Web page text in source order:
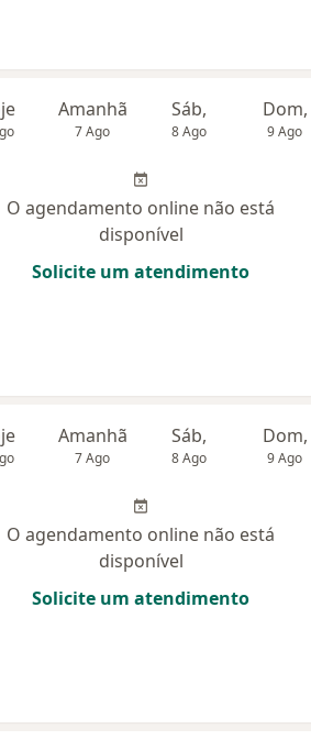
Amanhã
7 Ago
Sáb,
8 Ago
Dom,
9 Ago
O agendamento online não está
disponível
Solicite um atendimento
Amanhã
7 Ago
Sáb,
8 Ago
Dom,
9 Ago
O agendamento online não está
disponível
Solicite um atendimento